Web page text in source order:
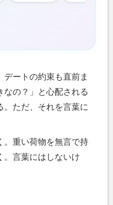
デートの約束も直前ま
なの？」と心配される
。ただ、それを言葉に
。重い荷物を無言で持
。言葉にはしないけ